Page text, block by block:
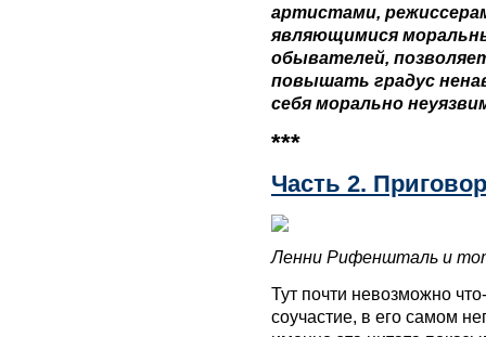
артистами,
являющимися
обывателей,
повышать градус
себя морально
***
Часть 2.
Ленни Рифеншталь и
Тут почти невозможно
соучастие, в его самом